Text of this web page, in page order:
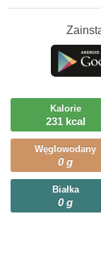
Szczegółówe
Ciekawostki
Ile możesz
Kalorie
231 kcal
Węglowodany
0 g
Białka
0 g